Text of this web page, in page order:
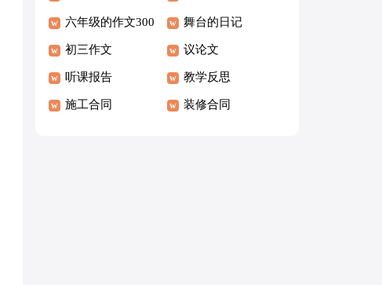
作文三篇
六年级的作文300
字合集6篇
舞台的日记
初三作文 议论文
听课报告 教学反思
施工合同 装修合同